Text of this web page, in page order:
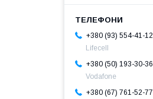
+380 (93) 554-41-12
Lifecell
+380 (50) 193-30-36
Vodafone
+380 (67) 761-52-77